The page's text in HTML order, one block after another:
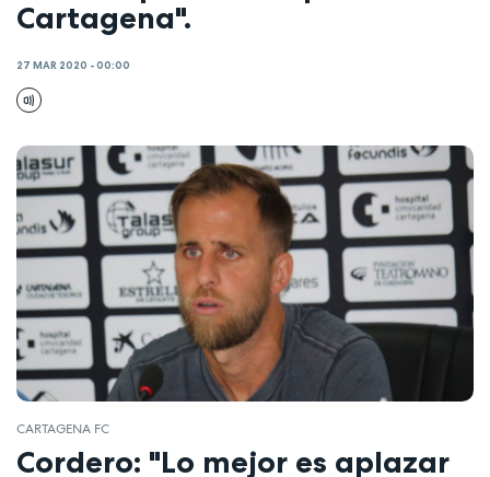
Cartagena".
27 MAR 2020 - 00:00
CARTAGENA FC
Cordero: "Lo mejor es aplazar